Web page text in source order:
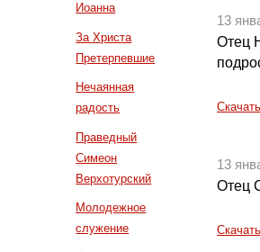
Иоанна
За Христа
Претерпевшие
Нечаянная
радость
Праведный
Симеон
Верхотурский
Молодежное
служение
13
Отец
13
Отец